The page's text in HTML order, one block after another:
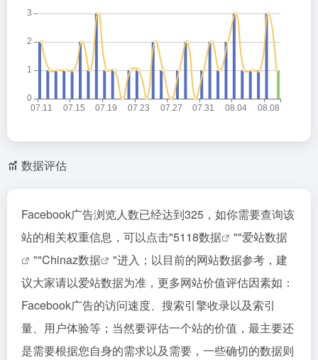
数据评估
Facebook广告浏览人数已经达到325，如你需要查询该
站的相关权重信息，可以点击"5118数据 ""爱站数据
""Chinaz数据
"进入；以目前的网站数据参考，建
议大家请以爱站数据为准，更多网站价值评估因素如：
Facebook广告的访问速度、搜索引擎收录以及索引
量、用户体验等；当然要评估一个站的价值，最主要还
是需要根据您自身的需求以及需要，一些确切的数据则